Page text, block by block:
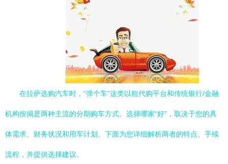
在拉萨选购汽车时，“弹个车”这类以租代购平台和传统银行/金融
机构按揭是两种主流的分期购车方式。选择哪家“好”，取决于您的具
体需求、财务状况和用车计划。下面为您详细解析两者的特点、手续
流程，并提供选择建议。